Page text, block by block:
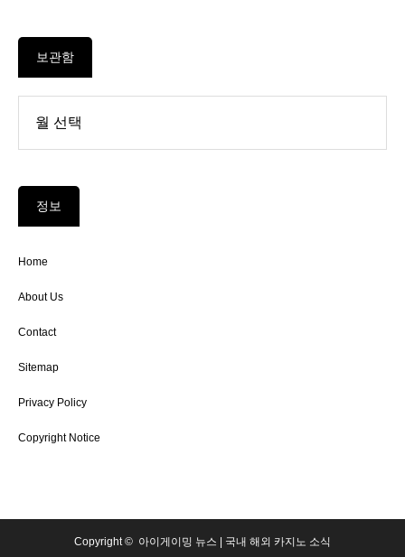
보관함
정보
Home
About Us
Contact
Sitemap
Privacy Policy
Copyright Notice
Copyright © 아이게이밍 뉴스 | 국내 해외 카지노 소식